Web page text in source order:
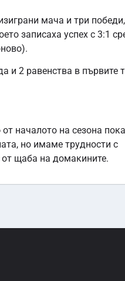
мача и три
записаха успех с 3:1
и 2 равенства в първите
началото на сезона
но имаме трудности с
щаба на домакините.